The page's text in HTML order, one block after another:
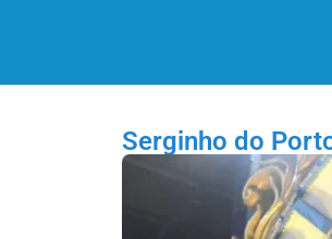
Serginho do